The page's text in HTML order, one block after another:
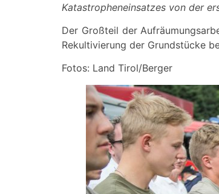
Katastropheneinsatzes von der
Der Großteil der
Rekultivierung der Grundstücke
Fotos: Land Tirol/Berger